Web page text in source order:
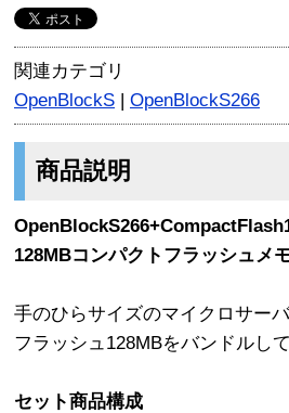
関連カテゴリ
OpenBlockS | OpenBlockS266
商品説明
128MBコンパクトフラッシュメ
手のひらサイズのマイクロサー
フラッシュ128MBをバンドルし
セット商品構成